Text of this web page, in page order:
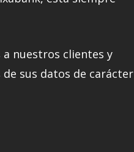
nuestros clientes y
sus datos de carácter